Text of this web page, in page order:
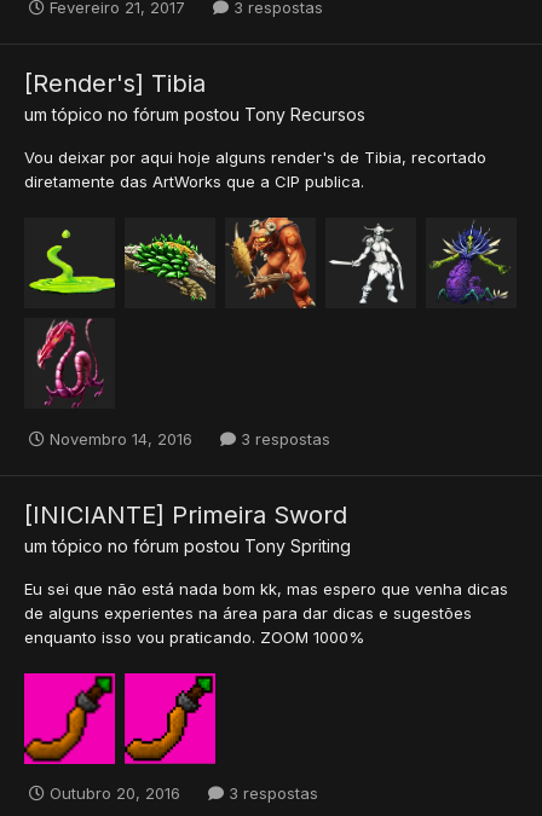
Fevereiro 21, 2017 3 respostas
[Render's] Tibia
um tópico no fórum postou Tony Recursos
Vou deixar por aqui hoje alguns render's de Tibia, recortado
diretamente das ArtWorks que a CIP publica.
Novembro 14, 2016 3 respostas
[INICIANTE] Primeira Sword
um tópico no fórum postou Tony Spriting
Eu sei que não está nada bom kk, mas espero que venha dicas
de alguns experientes na área para dar dicas e sugestões
enquanto isso vou praticando. ZOOM 1000%
Outubro 20, 2016 3 respostas